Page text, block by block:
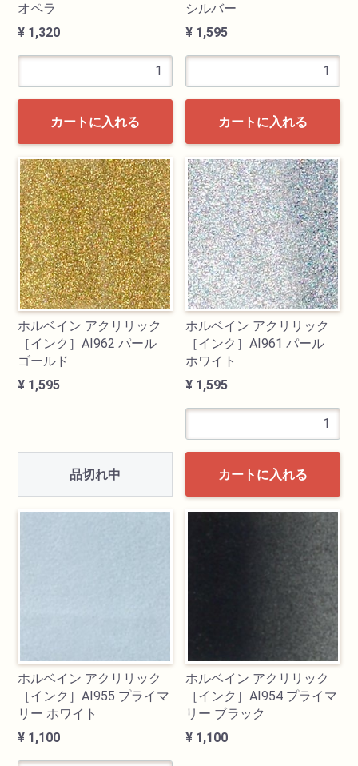
オペラ
¥ 1,320
カートに入れる
シルバー
¥ 1,595
カートに入れる
ホルベイン アクリリック
［インク］AI962 パール
ゴールド
¥ 1,595
品切れ中
ホルベイン アクリリック
［インク］AI961 パール
ホワイト
¥ 1,595
カートに入れる
ホルベイン アクリリック
［インク］AI955 プライマ
リー ホワイト
¥ 1,100
ホルベイン アクリリック
［インク］AI954 プライマ
リー ブラック
¥ 1,100